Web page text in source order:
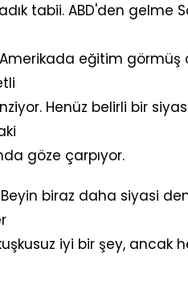
tabii. ABD'den gelme
eğitim görmüş
Henüz belirli bir
göze çarpıyor.
Beyin biraz daha siyasi
iyi bir şey, ancak